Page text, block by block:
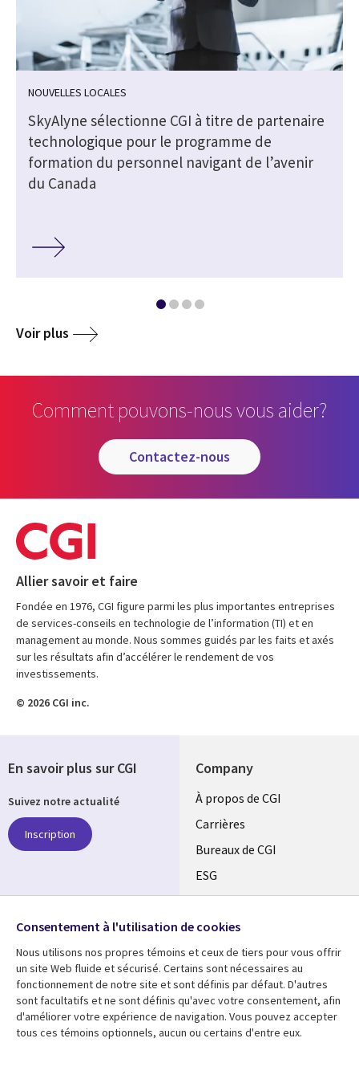
NOUVELLES LOCALES
SkyAlyne sélectionne CGI à titre de partenaire
technologique pour le programme de
formation du personnel navigant de l’avenir
du Canada
Voir plus
Comment pouvons-nous vous aider?
contactez-nous
Allier savoir et faire
Fondée en 1976, CGI figure parmi les plus importantes entreprises
de services-conseils en technologie de l’information (TI) et en
management au monde. Nous sommes guidés par les faits et axés
sur les résultats afin d’accélérer le rendement de vos
investissements.
© 2026 CGI inc.
Company
Useful
links
CANADA
FR
À propos de CGI
Carrières
Bureaux de CGI
ESG
Alliances
Ressources
Library
Articles
Support
Legal
Restrictions et
En savoir plus sur CGI
Suivez notre actualité
Inscription
Media
CANADA
Consentement à l'utilisation de cookies
Nous utilisons nos propres témoins et ceux de tiers pour vous offrir
un site Web fluide et sécurisé. Certains sont nécessaires au
fonctionnement de notre site et sont définis par défaut. D'autres
sont facultatifs et ne sont définis qu'avec votre consentement, afin
d'améliorer votre expérience de navigation. Vous pouvez accepter
tous ces témoins optionnels, aucun ou certains d'entre eux.